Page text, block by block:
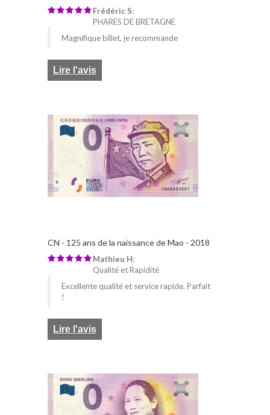
Frédéric S:
PHARES DE BRETAGNE
Magnifique billet, je recommande
Lire l'avis
CN - 125 ans de la naissance de Mao - 2018
Mathieu H:
Qualité et Rapidité
Excellente qualité et service rapide. Parfait
!
Lire l'avis